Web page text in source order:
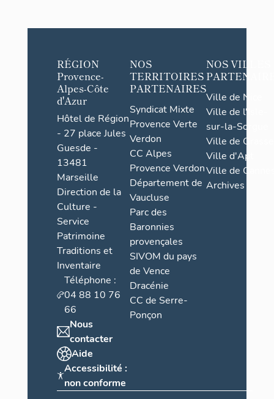
RÉGION
Provence-
Alpes-Côte
d'Azur
Hôtel de Région
- 27 place Jules
Guesde -
13481
Marseille
Direction de la
Culture -
Service
Patrimoine
Traditions et
Inventaire
Téléphone :
04 88 10 76
66
Nous
contacter
Aide
Accessibilité :
non conforme
NOS
TERRITOIRES
PARTENAIRES
Syndicat Mixte
Provence Verte
Verdon
CC Alpes
Provence Verdon
Département de
Vaucluse
Parc des
Baronnies
provençales
SIVOM du pays
de Vence
Dracénie
CC de Serre-
Ponçon
NOS VILLES
Ville de Nice
Ville de l'Isle-
sur-la-Sorgue
Ville de Grasse
Ville d'Apt
Ville de
Archives